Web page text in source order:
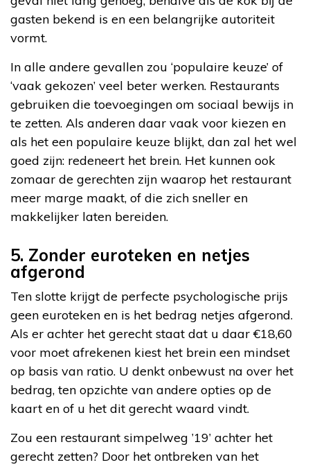
gasten bekend is en een belangrijke autoriteit
vormt.
In alle andere gevallen zou ‘populaire keuze’ of
‘vaak gekozen’ veel beter werken. Restaurants
gebruiken die toevoegingen om sociaal bewijs in
te zetten. Als anderen daar vaak voor kiezen en
als het een populaire keuze blijkt, dan zal het wel
goed zijn: redeneert het brein. Het kunnen ook
zomaar de gerechten zijn waarop het restaurant
meer marge maakt, of die zich sneller en
makkelijker laten bereiden.
5. Zonder euroteken en netjes
afgerond
Ten slotte krijgt de perfecte psychologische prijs
geen euroteken en is het bedrag netjes afgerond.
Als er achter het gerecht staat dat u daar €18,60
voor moet afrekenen kiest het brein een mindset
op basis van ratio. U denkt onbewust na over het
bedrag, ten opzichte van andere opties op de
kaart en of u het dit gerecht waard vindt.
Zou een restaurant simpelweg ’19’ achter het
gerecht zetten? Door het ontbreken van het